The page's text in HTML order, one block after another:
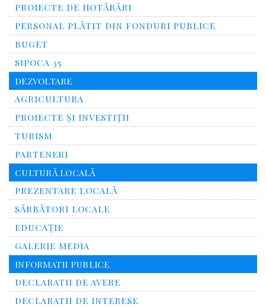
PROIECTE DE HOTĂRÂRI
PERSONAL PLĂTIT DIN FONDURI PUBLICE
BUGET
SIPOCA 35
DEZVOLTARE
AGRICULTURA
PROIECTE ȘI INVESTIȚII
TURISM
PARTENERI
CULTURĂ LOCALĂ
PREZENTARE LOCALĂ
SĂRBĂTORI LOCALE
EDUCAȚIE
GALERIE MEDIA
INFORMATII PUBLICE
DECLARATII DE AVERE
DECLARATII DE INTERESE